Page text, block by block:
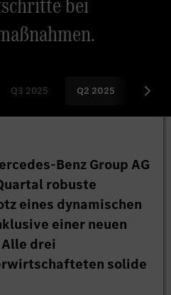
Q3 2025 Q2 2025 Q1
Benz Group AG
robuste
eines dynamischen
einer neuen
drei
solide